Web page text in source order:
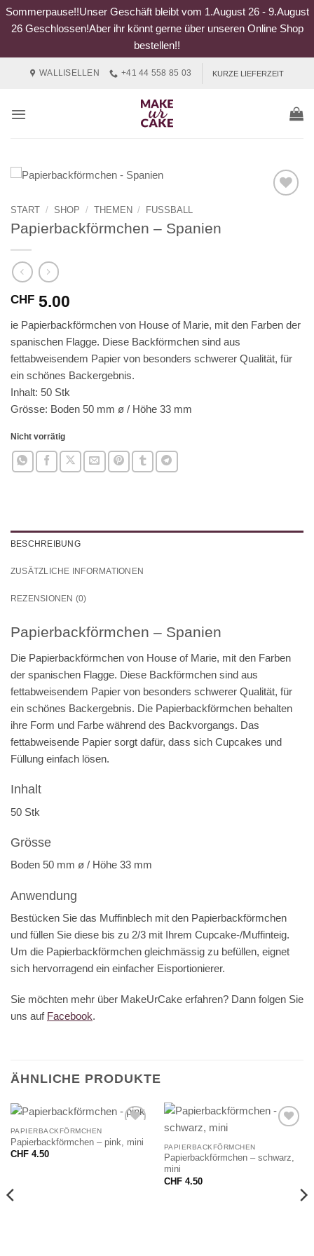
Sommerpause!!Unser Geschäft bleibt vom 1.August 26 - 9.August
26 Geschlossen!Aber ihr könnt gerne über unseren Online Shop
bestellen!!
WALLISELLEN +41 44 558 85 03 KURZE LIEFERZEIT
START / SHOP / THEMEN / FUSSBALL
Papierbackförmchen – Spanien
CHF 5.00
ie Papierbackförmchen von House of Marie, mit den Farben der
spanischen Flagge. Diese Backförmchen sind aus
fettabweisendem Papier von besonders schwerer Qualität, für
ein schönes Backergebnis.
Inhalt: 50 Stk
Grösse: Boden 50 mm ø / Höhe 33 mm
Nicht vorrätig
BESCHREIBUNG
ZUSÄTZLICHE INFORMATIONEN
REZENSIONEN (0)
Papierbackförmchen – Spanien
Die Papierbackförmchen von House of Marie, mit den Farben
der spanischen Flagge. Diese Backförmchen sind aus
fettabweisendem Papier von besonders schwerer Qualität, für
ein schönes Backergebnis. Die Papierbackförmchen behalten
ihre Form und Farbe während des Backvorgangs. Das
fettabweisende Papier sorgt dafür, dass sich Cupcakes und
Füllung einfach lösen.
Inhalt
50 Stk
Grösse
Boden 50 mm ø / Höhe 33 mm
Anwendung
Bestücken Sie das Muffinblech mit den Papierbackförmchen
und füllen Sie diese bis zu 2/3 mit Ihrem Cupcake-/Muffinteig.
Um die Papierbackförmchen gleichmässig zu befüllen, eignet
sich hervorragend ein einfacher Eisportionierer.
Sie möchten mehr über MakeUrCake erfahren? Dann folgen Sie
uns auf Facebook.
ÄHNLICHE PRODUKTE
PAPIERBACKFÖRMCHEN
Papierbackförmchen – pink, mini
CHF4.50
PAPIERBACKFÖRMCHEN
Papierbackförmchen – schwarz,
mini
CHF4.50